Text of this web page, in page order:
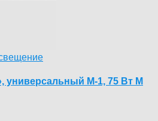
универсальный М-1, 75 Вт М